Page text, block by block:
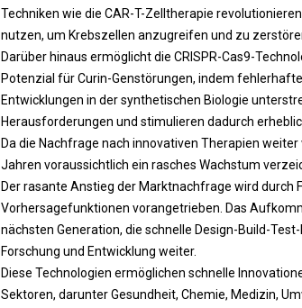
Techniken wie die CAR-T-Zelltherapie
nutzen, um Krebszellen anzugreifen und zu
Darüber hinaus ermöglicht die CRISPR-Cas9-
Potenzial für Curin-Genstörungen, indem
Entwicklungen in der synthetischen Biologie
Herausforderungen und stimulieren dadurch
Da die Nachfrage nach innovativen Therapien
Jahren voraussichtlich ein rasches Wachstum
Der rasante Anstieg der Marktnachfrage wird
Vorhersagefunktionen vorangetrieben. Das
nächsten Generation, die schnelle Design-Build-
Forschung und Entwicklung weiter.
Diese Technologien ermöglichen schnelle
Sektoren, darunter Gesundheit, Chemie, Medizin,